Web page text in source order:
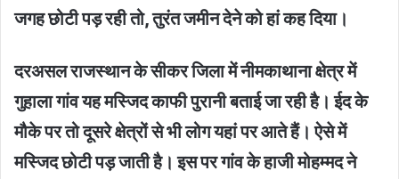
जगह छोटी पड़ रही तो, तुरंत जमीन देने को हां कह दिया।
दरअसल राजस्थान के सीकर जिला में नीमकाथाना क्षेत्र में
गुहाला गांव यह मस्जिद काफी पुरानी बताई जा रही है। ईद के
मौके पर तो दूसरे क्षेत्रों से भी लोग यहां पर आते हैं। ऐसे में
मस्जिद छोटी पड़ जाती है। इस पर गांव के हाजी मोहम्मद ने